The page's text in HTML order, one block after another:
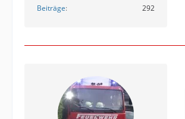
Beiträge
292